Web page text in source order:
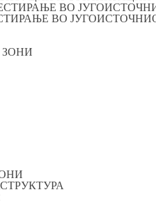
ВО
ВО